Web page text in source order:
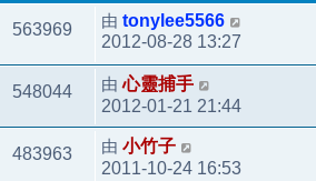
563969 由 tonylee5566
2012-08-28 13:27
548044 由心靈捕手
2012-01-21 21:44
483963 由 小竹子
2011-10-24 16:53